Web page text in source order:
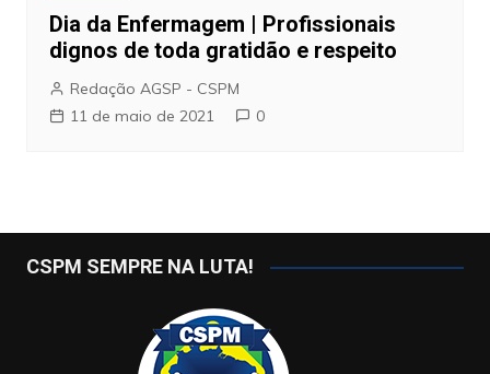
Dia da Enfermagem | Profissionais
dignos de toda gratidão e respeito
Redação AGSP - CSPM
11 de maio de 2021
0
CSPM SEMPRE NA LUTA!